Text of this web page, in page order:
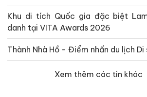
Khu di tích Quốc gia đặc biệt
danh tại VITA Awards 2026
Thành Nhà Hồ - Điểm nhấn du lịch Di
Xem thêm các tin khác